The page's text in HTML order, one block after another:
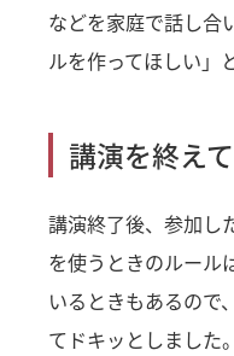
などを家庭で話し合
ルを作ってほしい」
講演を終えて
講演終了後、参加し
を使うときのルール
いるときもあるので
てドキッとしました